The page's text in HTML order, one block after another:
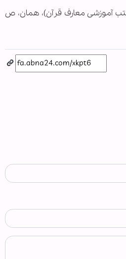
آموزشی معارف قرآن)، همان، ص